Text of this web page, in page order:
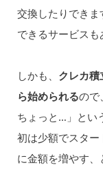
交換したりでき
できるサービスも
しかも、 クレカ
ら始められるので
ちょっと…」とい
初は少額でスタ
に金額を増やす、